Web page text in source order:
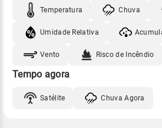
Temperatura Chuva
Umidade Relativa
Vento Risco de Incêndio
Tempo agora
Satélite Chuva Agora